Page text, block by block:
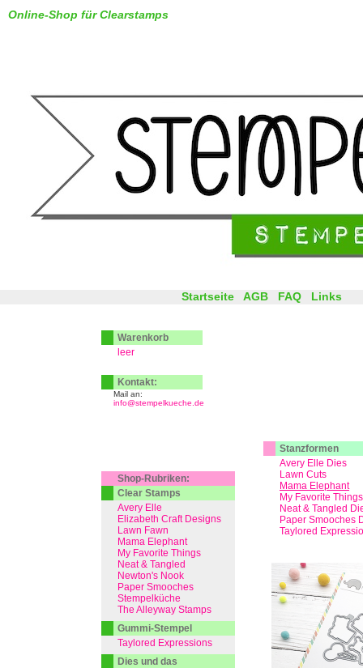
Online-Shop für Clearstamps
Stanzformen
Avery Elle Dies
Lawn Cuts
Mama Elephant
My Favorite Things
Neat & Tangled
Paper Smooches
Taylored
Startseite AGB FAQ Links
Warenkorb
leer
Kontakt:
Mail an:
info@stempelkueche.de
Shop-Rubriken:
Clear Stamps
Avery Elle
Elizabeth Craft Designs
Lawn Fawn
Mama Elephant
My Favorite Things
Neat & Tangled
Newton's Nook
Paper Smooches
Stempelküche
The Alleyway Stamps
Gummi-Stempel
Taylored Expressions
Dies und das